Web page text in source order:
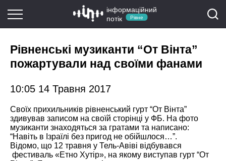
інформаційний
потік
Рівне
Рівненські музиканти “От Вінта”
пожартували над своїми фанами
10:05 14 Травня 2017
Своїх прихильників рівненський гурт “От Вінта”
здивував записом на своїй сторінці у ФБ. На фото
музиканти знаходяться за гратами та написано:
“Навіть в Ізраїлі без пригод не обійшлося…”.
Відомо, що 12 травня у Тель-Авіві відбувався
фестиваль «Етно Хутір», на якому виступав гурт “От